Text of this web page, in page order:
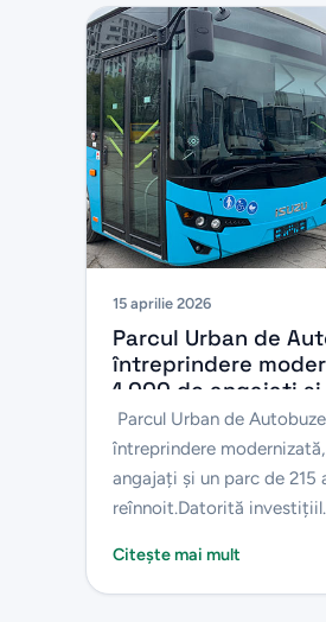
15 aprilie 2026
Parcul Urban de
întreprindere
1.000 de angajați
complet reînnoite
Parcul Urban de
întreprindere
angajați și un parc de 215
reînnoit.Datorită
Citește mai mult